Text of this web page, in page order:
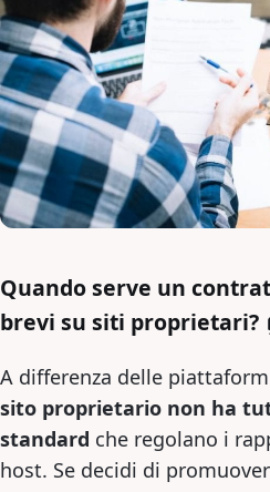
Quando serve un
brevi su siti proprietari?
A differenza delle
sito proprietario non ha
standard che regolano i
host. Se decidi di